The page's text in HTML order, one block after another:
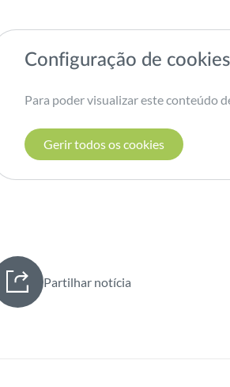
Configuração de
Para poder visualizar este conteúdo
Gerir todos os cookies
Partilhar notícia